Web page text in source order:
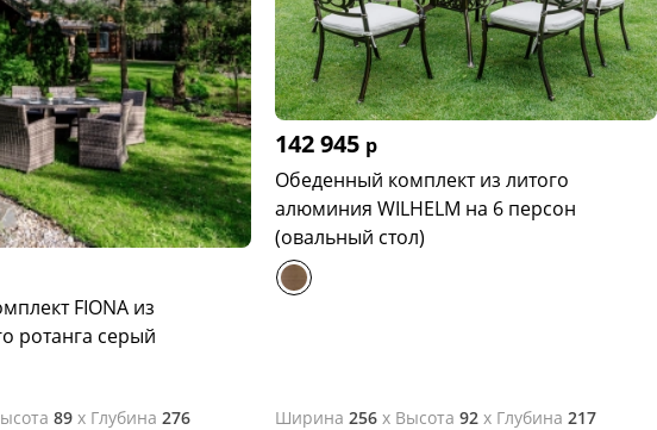
FIONA из
ротанга серый
89 x Глубина 276
142 945 р
Обеденный комплект из литого
алюминия WILHELM на 6 персон
(овальный стол)
Ширина 256 x Высота 92 x Глубина 217